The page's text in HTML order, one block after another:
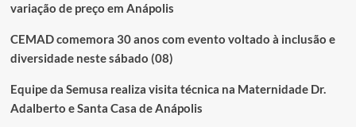
variação de preço em Anápolis
CEMAD comemora 30 anos com evento voltado à inclusão e
diversidade neste sábado (08)
Equipe da Semusa realiza visita técnica na Maternidade Dr.
Adalberto e Santa Casa de Anápolis